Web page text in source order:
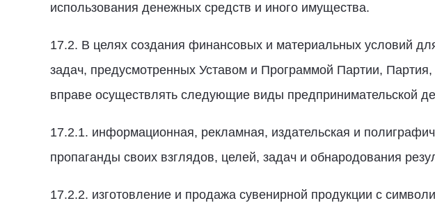
использования денежных средств и иного имущества.
17.2. В целях создания финансовых и материальных условий
задач, предусмотренных Уставом и Программой Партии,
вправе осуществлять следующие виды предпринимательской
17.2.1. информационная, рекламная, издательская и
пропаганды своих взглядов, целей, задач и обнародования
17.2.2. изготовление и продажа сувенирной продукции с